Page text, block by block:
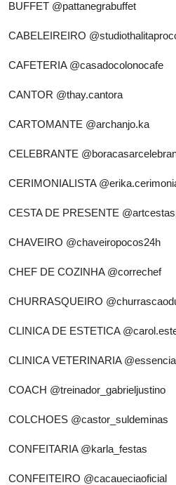
BUFFET @pattanegrabuffet
CABELEIREIRO
CAFETERIA @casadocolonocafe
CANTOR @thay.cantora
CARTOMANTE @archanjo.ka
CELEBRANTE
CERIMONIALISTA
CESTA DE PRESENTE
CHAVEIRO @chaveiropocos24h
CHEF DE COZINHA @correchef
CHURRASQUEIRO
CLINICA DE ESTETICA
CLINICA VETERINARIA
COACH @treinador_gabrieljustino
COLCHOES @castor_suldeminas
CONFEITARIA @karla_festas
CONFEITEIRO @cacaueciaoficial